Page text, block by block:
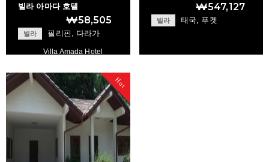
빌라 아마다 호텔
₩58,505
빌라 필리핀, 다라가
Villa Amada Hotel
+
₩547,127
빌라 태국, 푸켓
Hot